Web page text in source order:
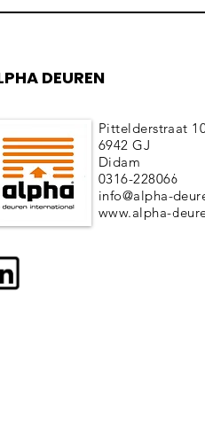
DEUREN
Pittelderstraat
6942 GJ
Didam
0316-228066
info@alpha-
www.alpha-